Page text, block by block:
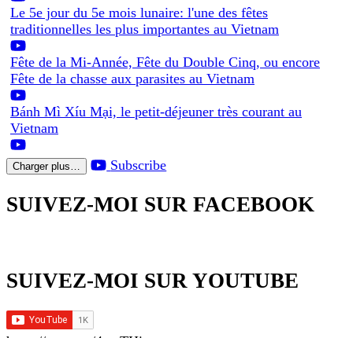
Le 5e jour du 5e mois lunaire: l'une des fêtes
traditionnelles les plus importantes au Vietnam
Fête de la Mi-Année, Fête du Double Cinq, ou encore
Fête de la chasse aux parasites au Vietnam
Bánh Mì Xíu Mại, le petit-déjeuner très courant au
Vietnam
Charger plus… Subscribe
SUIVEZ-MOI SUR FACEBOOK
SUIVEZ-MOI SUR YOUTUBE